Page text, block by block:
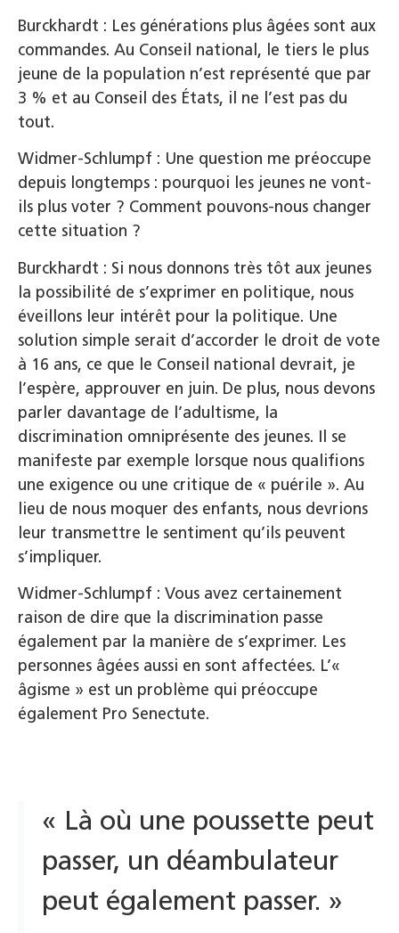
Burckhardt : Les générations plus âgées sont aux
commandes. Au Conseil national, le tiers le plus
jeune de la population n’est représenté que par
3 % et au Conseil des États, il ne l’est pas du
tout.
Widmer-Schlumpf : Une question me préoccupe
depuis longtemps : pourquoi les jeunes ne vont-
ils plus voter ? Comment pouvons-nous changer
cette situation ?
Burckhardt : Si nous donnons très tôt aux jeunes
la possibilité de s’exprimer en politique, nous
éveillons leur intérêt pour la politique. Une
solution simple serait d’accorder le droit de vote
à 16 ans, ce que le Conseil national devrait, je
l’espère, approuver en juin. De plus, nous devons
parler davantage de l’adultisme, la
discrimination omniprésente des jeunes. Il se
manifeste par exemple lorsque nous qualifions
une exigence ou une critique de « puérile ». Au
lieu de nous moquer des enfants, nous devrions
leur transmettre le sentiment qu’ils peuvent
s’impliquer.
Widmer-Schlumpf : Vous avez certainement
raison de dire que la discrimination passe
également par la manière de s’exprimer. Les
personnes âgées aussi en sont affectées. L’«
âgisme » est un problème qui préoccupe
également Pro Senectute.
« Là où une poussette peut
passer, un déambulateur
peut également passer. »